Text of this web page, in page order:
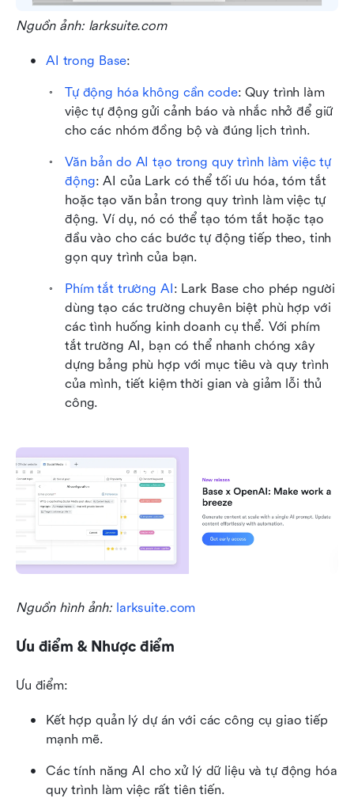
Nguồn ảnh: larksuite.com
AI trong Base:
Tự động hóa không cần code: Quy trình làm
việc tự động gửi cảnh báo và nhắc nhở để giữ
cho các nhóm đồng bộ và đúng lịch trình.
Văn bản do AI tạo trong quy trình làm việc tự
động: AI của Lark có thể tối ưu hóa, tóm tắt
hoặc tạo văn bản trong quy trình làm việc tự
động. Ví dụ, nó có thể tạo tóm tắt hoặc tạo
đầu vào cho các bước tự động tiếp theo, tinh
gọn quy trình của bạn.
Phím tắt trường AI: Lark Base cho phép người
dùng tạo các trường chuyên biệt phù hợp với
các tình huống kinh doanh cụ thể. Với phím
tắt trường AI, bạn có thể nhanh chóng xây
dựng bảng phù hợp với mục tiêu và quy trình
của mình, tiết kiệm thời gian và giảm lỗi thủ
công.
Nguồn hình ảnh: larksuite.com
Ưu điểm & Nhược điểm
Ưu điểm:
Kết hợp quản lý dự án với các công cụ giao tiếp
mạnh mẽ.
Các tính năng AI cho xử lý dữ liệu và tự động hóa
quy trình làm việc rất tiên tiến.